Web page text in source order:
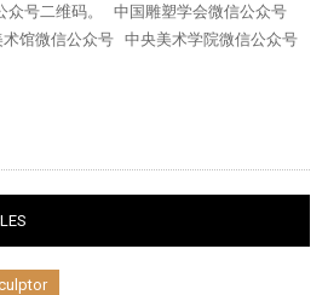
众号二维码。 中国雕塑学会微信公众号
术馆微信公众号 中央美术学院微信公众号